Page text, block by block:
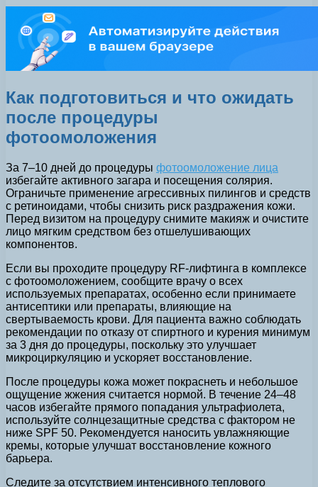
Как подготовиться и что ожидать
после процедуры
фотоомоложения
За 7–10 дней до процедуры фотоомоложение лица
избегайте активного загара и посещения солярия.
Ограничьте применение агрессивных пилингов и средств
с ретиноидами, чтобы снизить риск раздражения кожи.
Перед визитом на процедуру снимите макияж и очистите
лицо мягким средством без отшелушивающих
компонентов.
Если вы проходите процедуру RF-лифтинга в комплексе
с фотоомоложением, сообщите врачу о всех
используемых препаратах, особенно если принимаете
антисептики или препараты, влияющие на
свертываемость крови. Для пациента важно соблюдать
рекомендации по отказу от спиртного и курения минимум
за 3 дня до процедуры, поскольку это улучшает
микроциркуляцию и ускоряет восстановление.
После процедуры кожа может покраснеть и небольшое
ощущение жжения считается нормой. В течение 24–48
часов избегайте прямого попадания ультрафиолета,
используйте солнцезащитные средства с фактором не
ниже SPF 50. Рекомендуется наносить увлажняющие
кремы, которые улучшат восстановление кожного
барьера.
Следите за отсутствием интенсивного теплового